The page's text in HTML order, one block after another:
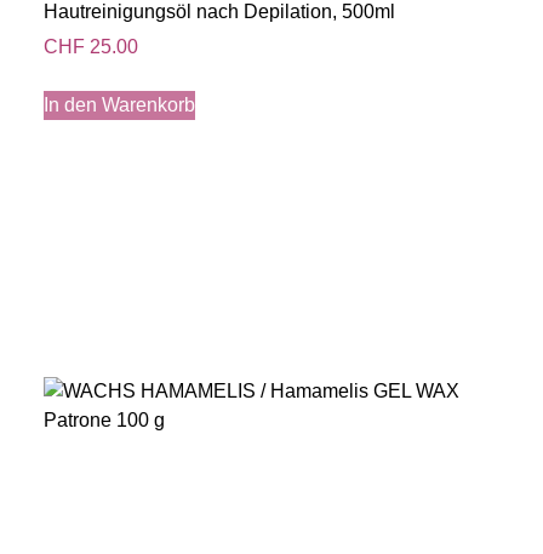
Hautreinigungsöl nach Depilation, 500ml
CHF 25.00
In den Warenkorb